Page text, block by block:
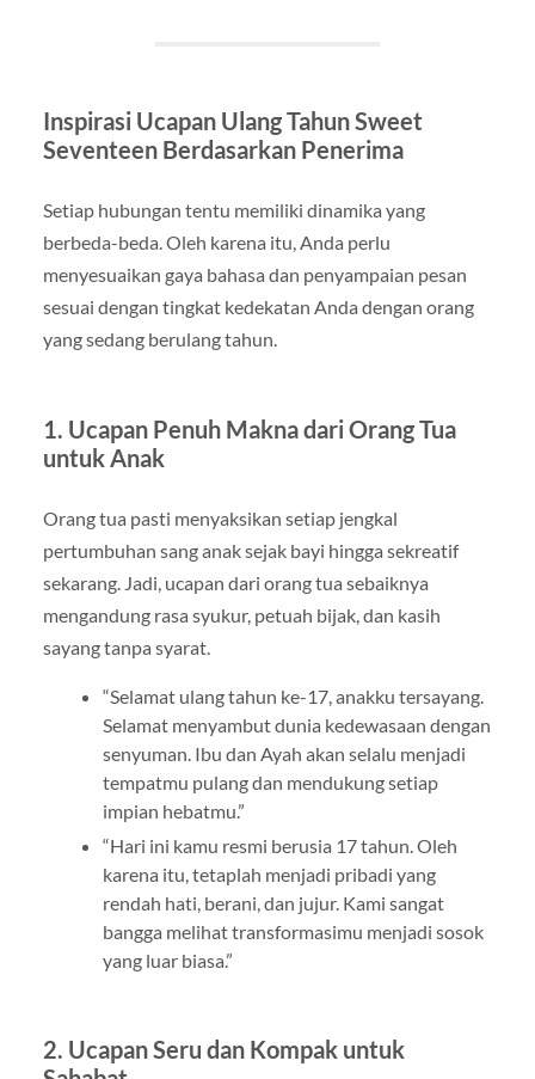
Inspirasi Ucapan Ulang Tahun Sweet
Seventeen Berdasarkan Penerima
Setiap hubungan tentu memiliki dinamika yang
berbeda-beda. Oleh karena itu, Anda perlu
menyesuaikan gaya bahasa dan penyampaian pesan
sesuai dengan tingkat kedekatan Anda dengan orang
yang sedang berulang tahun.
1. Ucapan Penuh Makna dari Orang Tua
untuk Anak
Orang tua pasti menyaksikan setiap jengkal
pertumbuhan sang anak sejak bayi hingga sekreatif
sekarang. Jadi, ucapan dari orang tua sebaiknya
mengandung rasa syukur, petuah bijak, dan kasih
sayang tanpa syarat.
“Selamat ulang tahun ke-17, anakku tersayang.
Selamat menyambut dunia kedewasaan dengan
senyuman. Ibu dan Ayah akan selalu menjadi
tempatmu pulang dan mendukung setiap
impian hebatmu.”
“Hari ini kamu resmi berusia 17 tahun. Oleh
karena itu, tetaplah menjadi pribadi yang
rendah hati, berani, dan jujur. Kami sangat
bangga melihat transformasimu menjadi sosok
yang luar biasa.”
2. Ucapan Seru dan Kompak untuk